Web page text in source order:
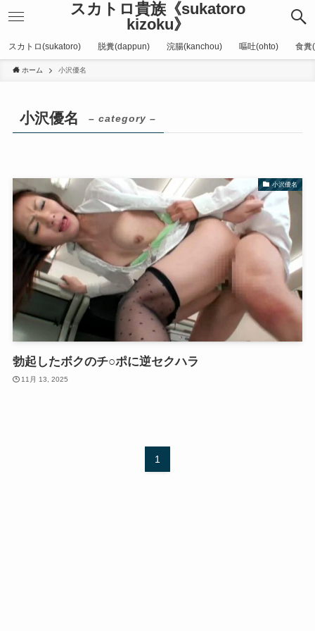
スカトロ貴族《sukatoro
kizoku》
スカトロ(sukatoro) 脱糞(dappun) 浣腸(kanchou) 嘔吐(ohto) 食糞
ホーム 小沢優名
小沢優名 – category –
小沢優名
勃起したボクのチ○ポに逆セクハラ
11月 13, 2025
1